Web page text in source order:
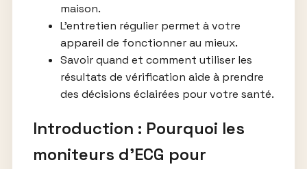
maison.
L’entretien régulier permet à votre
appareil de fonctionner au mieux.
Savoir quand et comment utiliser les
résultats de vérification aide à prendre
des décisions éclairées pour votre santé.
Introduction : Pourquoi les
moniteurs d’ECG pour